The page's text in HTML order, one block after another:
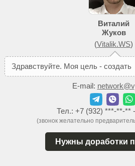
Виталий
Жуков
(Vitalik.WS)
Здравствуйте. Моя цель - создать
E-mail:
Тел.: +7 (932) ***-**-** -
(звонок желательно
Нужны доработки